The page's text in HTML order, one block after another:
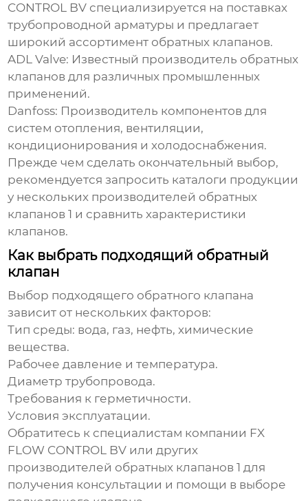
CONTROL BV специализируется на поставках
трубопроводной арматуры и предлагает
широкий ассортимент обратных клапанов.
ADL Valve: Известный производитель обратных
клапанов для различных промышленных
применений.
Danfoss: Производитель компонентов для
систем отопления, вентиляции,
кондиционирования и холодоснабжения.
Прежде чем сделать окончательный выбор,
рекомендуется запросить каталоги продукции
у нескольких производителей обратных
клапанов 1 и сравнить характеристики
клапанов.
Как выбрать подходящий обратный
клапан
Выбор подходящего обратного клапана
зависит от нескольких факторов:
Тип среды: вода, газ, нефть, химические
вещества.
Рабочее давление и температура.
Диаметр трубопровода.
Требования к герметичности.
Условия эксплуатации.
Обратитесь к специалистам компании FX
FLOW CONTROL BV или других
производителей обратных клапанов 1 для
получения консультации и помощи в выборе